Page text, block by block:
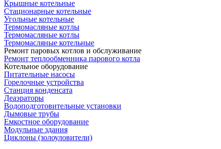
Крышные котельные
Стационарные котельные
Угольные котельные
Термомасляные котлы
Термомасляные котлы
Термомасляные котельные
Ремонт паровых котлов и обслуживание
Ремонт теплообменника парового котла
Котельное оборудование
Питательные насосы
Горелочные устройства
Станция конденсата
Деаэраторы
Водоподготовительные установки
Дымовые трубы
Емкостное оборудование
Mодульные здания
Циклоны (золоуловители)